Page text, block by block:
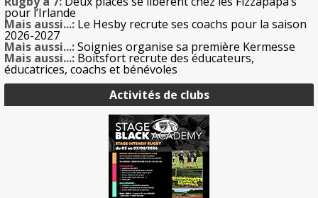
pour l’Irlande
Mais aussi...: Le Hesby recrute ses coachs pour la saison
2026-2027
Mais aussi...:Soignies organise sa première Kermesse
Mais aussi...: Boitsfort recrute des éducateurs,
éducatrices, coachs et bénévoles
Activités de clubs